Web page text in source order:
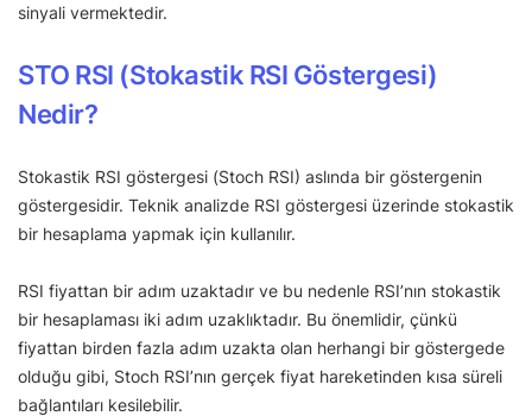
sinyali vermektedir.
STO RSI (Stokastik RSI Göstergesi)
Nedir?
Stokastik RSI göstergesi (Stoch RSI) aslında bir göstergenin
göstergesidir. Teknik analizde RSI göstergesi üzerinde stokastik
bir hesaplama yapmak için kullanılır.
RSI fiyattan bir adım uzaktadır ve bu nedenle RSI’nın stokastik
bir hesaplaması iki adım uzaklıktadır. Bu önemlidir, çünkü
fiyattan birden fazla adım uzakta olan herhangi bir göstergede
olduğu gibi, Stoch RSI’nın gerçek fiyat hareketinden kısa süreli
bağlantıları kesilebilir.